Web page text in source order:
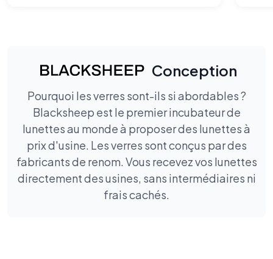
Conception
Pourquoi les verres sont-ils si abordables ?
Blacksheep est le premier incubateur de
lunettes au monde à proposer des lunettes à
prix d'usine. Les verres sont conçus par des
fabricants de renom. Vous recevez vos lunettes
directement des usines, sans intermédiaires ni
frais cachés.